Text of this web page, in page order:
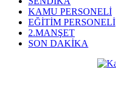
KAMU PERSONELİ
EĞİTİM PERSONELİ
2.MANŞET
SON DAKİKA